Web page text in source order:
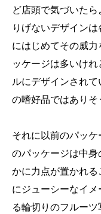
ど店頭で気づいた
りげないデザイン
にはじめてその威
ッケージは多いけ
ルにデザインされ
の嗜好品ではありそ
それに以前のパッ
のパッケージは中
かに力点が置かれ
にジューシーなイ
る輪切りのフルー